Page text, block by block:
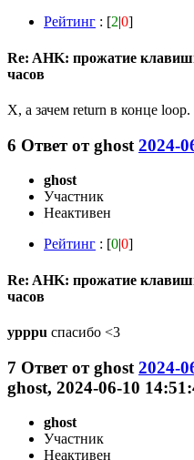
Рейтинг : [2|0]
Re: AHK: прожатие
часов
Х, а зачем return в конце loop.
6 Ответ отghost 2024-
ghost
Участник
Неактивен
Рейтинг : [0|0]
Re: AHK: прожатие
часов
ypppu спасибо <3
7 Ответ отghost 2024-
ghost, 2024-06-10
ghost
Участник
Неактивен